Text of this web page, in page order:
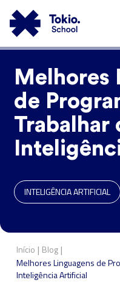
Melhores
de
Trabalhar
INTELIGÊNCIA ARTIFICIAL
Início | Blog |
Melhores Linguagens de
Inteligência Artificial